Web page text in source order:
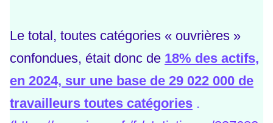
Le total, toutes catégories « ouvrières »
confondues, était donc de 18% des actifs,
en 2024, sur une base de 29 022 000 de
travailleurs toutes catégories .